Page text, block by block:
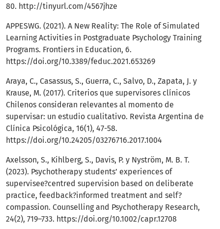
80. http://tinyurl.com/4567jhze
APPESWG. (2021). A New Reality: The Role of Simulated
Learning Activities in Postgraduate Psychology Training
Programs. Frontiers in Education, 6.
https://doi.org/10.3389/feduc.2021.653269
Araya, C., Casassus, S., Guerra, C., Salvo, D., Zapata, J. y
Krause, M. (2017). Criterios que supervisores clínicos
Chilenos consideran relevantes al momento de
supervisar: un estudio cualitativo. Revista Argentina de
Clínica Psicológica, 16(1), 47-58.
https://doi.org/10.24205/03276716.2017.1004
Axelsson, S., Kihlberg, S., Davis, P. y Nyström, M. B. T.
(2023). Psychotherapy students’ experiences of
supervisee?centred supervision based on deliberate
practice, feedback?informed treatment and self?
compassion. Counselling and Psychotherapy Research,
24(2), 719–733. https://doi.org/10.1002/capr.12708